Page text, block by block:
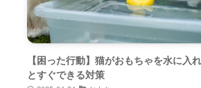
【困った行動】猫がおもちゃを水に入
とすぐできる対策